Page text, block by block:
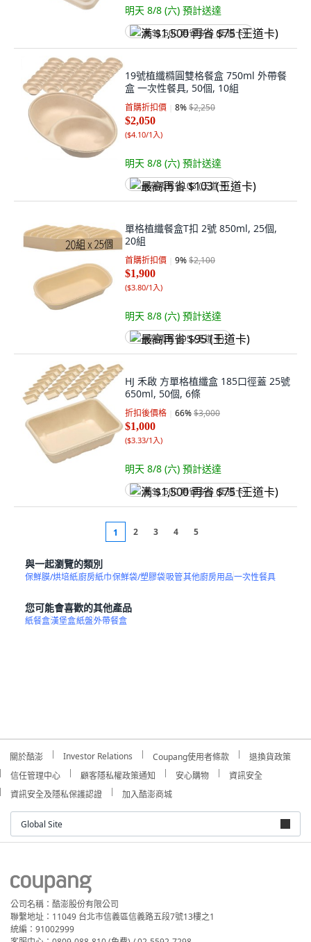
明天 8/8 (六) 預計送達
满 $1,500 再省 $75 (王道卡)
19號植纖橢圓雙格餐盒 750ml 外帶餐
盒 一次性餐具, 50個, 10組
首購折扣價 8%$2,250
$2,050
($4.10/1入)
明天 8/8 (六) 預計送達
最高再省 $103 (王道卡)
單格植纖餐盒T扣 2號 850ml, 25個,
20組
首購折扣價 9%$2,100
$1,900
($3.80/1入)
明天 8/8 (六) 預計送達
最高再省 $95 (王道卡)
HJ 禾啟 方單格植纖盒 185口徑蓋 25號
650ml, 50個, 6條
折扣後價格 66%$3,000
$1,000
($3.33/1入)
明天 8/8 (六) 預計送達
满 $1,500 再省 $75 (王道卡)
1 2 3 4 5
與一起瀏覽的類別
保鮮膜/烘培紙廚房紙巾保鮮袋/塑膠袋吸管其他廚房用品一次性餐具
您可能會喜歡的其他產品
紙餐盒漢堡盒紙盤外帶餐盒
關於酷澎 Investor Relations Coupang使用者條款
退換貨政策
信任管理中心
顧客隱私權政策通知 安心購物
資訊安全
資訊安全及隱私保護認證
加入酷澎商城
Global Site
公司名稱：酷澎股份有限公司
聯繫地址：11049 台北市信義區信義路五段7號13樓之1
統編：91002999